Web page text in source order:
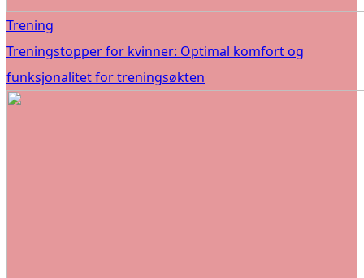
Trening
Treningstopper for kvinner: Optimal komfort og
funksjonalitet for treningsøkten